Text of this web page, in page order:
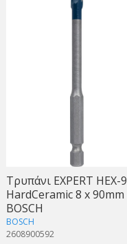
Τρυπάνι EXPERT HEX-9
HardCeramic 8 x 90mm
BOSCH
BOSCH
2608900592